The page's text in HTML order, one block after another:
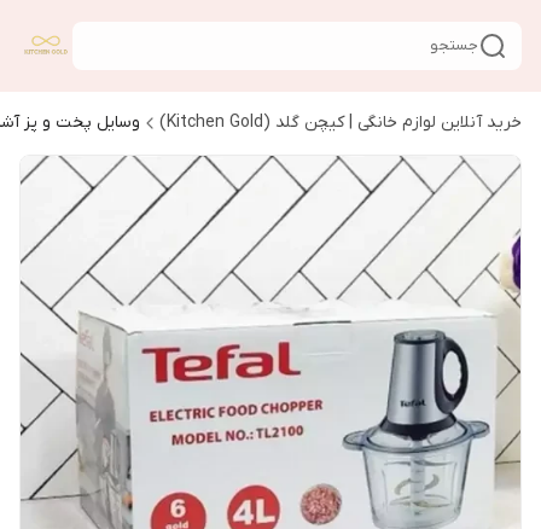
جستجو
خرید آنلاین لوازم خانگی | کیچن گلد (Kitchen Gold) وسایل پخت و پز